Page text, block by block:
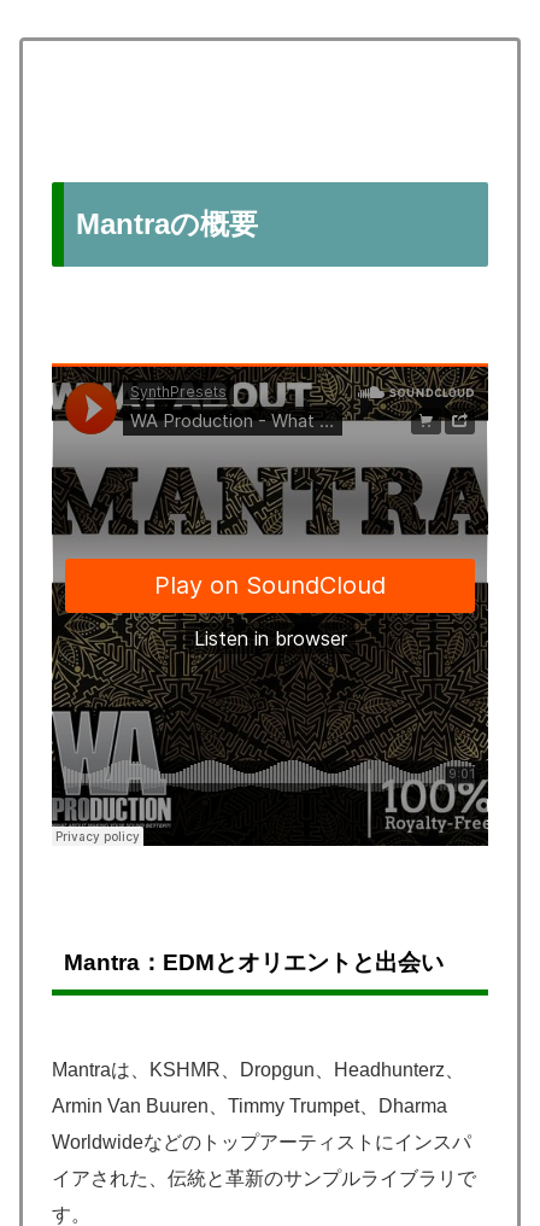
Mantraの概要
Mantra：EDMとオリエントと出会い
Mantraは、KSHMR、Dropgun、Headhunterz、
Armin Van Buuren、Timmy Trumpet、Dharma
Worldwideなどのトップアーティストにインスパ
イアされた、伝統と革新のサンプルライブラリで
す。